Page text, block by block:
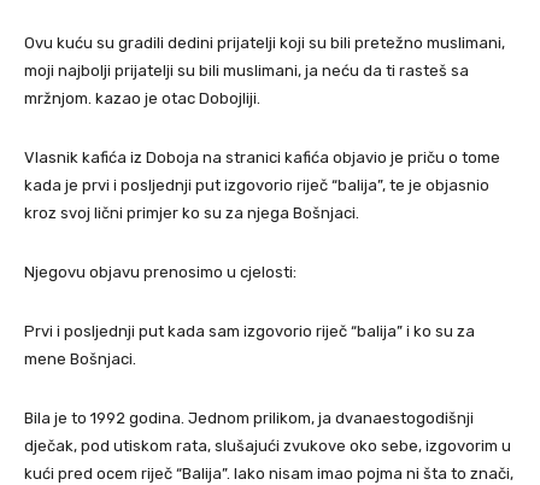
Ovu kuću su gradili dedini prijatelji koji su bili pretežno muslimani,
moji najbolji prijatelji su bili muslimani, ja neću da ti rasteš sa
mržnjom. kazao je otac Dobojliji.
Vlasnik kafića iz Doboja na stranici kafića objavio je priču o tome
kada je prvi i posljednji put izgovorio riječ “balija”, te je objasnio
kroz svoj lični primjer ko su za njega Bošnjaci.
Njegovu objavu prenosimo u cjelosti:
Prvi i posljednji put kada sam izgovorio riječ “balija” i ko su za
mene Bošnjaci.
Bila je to 1992 godina. Jednom prilikom, ja dvanaestogodišnji
dječak, pod utiskom rata, slušajući zvukove oko sebe, izgovorim u
kući pred ocem riječ “Balija”. Iako nisam imao pojma ni šta to znači,